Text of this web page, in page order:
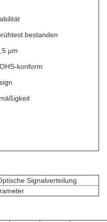
bestanden
µm
konform
Signalverteilung